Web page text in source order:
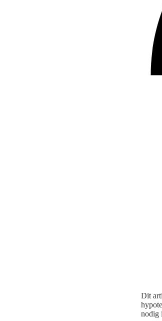
Dit
nodig